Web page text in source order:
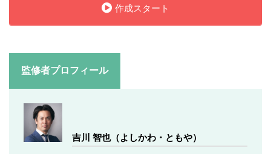
作成スタート
監修者プロフィール
吉川 智也（よしかわ・ともや）